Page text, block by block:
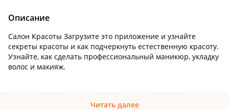
Описание
Салон Красоты Загрузите это приложение и узнайте
секреты красоты и как подчеркнуть естественную красоту.
Узнайте, как сделать профессиональный маникюр, укладку
волос и макияж.
Читать далее